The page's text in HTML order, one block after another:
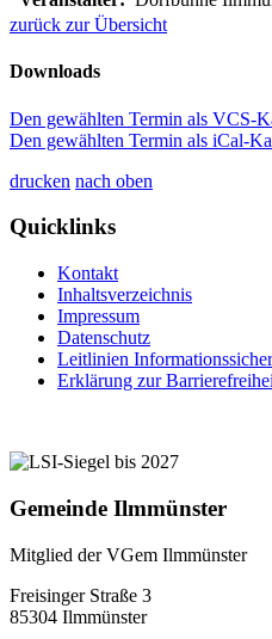
zurück zur Übersicht
Downloads
Den gewählten Termin als VCS-
Den gewählten Termin als iCal-
drucken nach oben
Quicklinks
Kontakt
Inhaltsverzeichnis
Impressum
Datenschutz
Leitlinien
Erklärung zur
Gemeinde Ilmmünster
Mitglied der VGem Ilmmünster
Freisinger Straße 3
85304 Ilmmünster